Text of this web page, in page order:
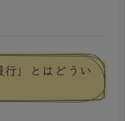
行」とはどうい